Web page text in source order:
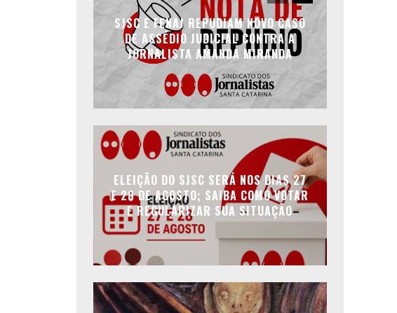
SJSC E FENAJ REPUDIAM NOVO CASO
DE ASSÉDIO JUDICIAL CONTRA A
JORNALISTA AMANDA MIRANDA
ELEIÇÃO DO SJSC SERÁ NOS DIAS 27
E 28 DE AGOSTO; SAIBA COMO VOTAR
E REGULARIZAR SUA SITUAÇÃO